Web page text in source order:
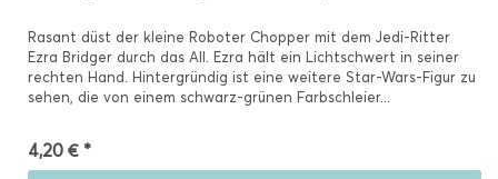
Rasant düst der kleine Roboter Chopper mit dem Jedi-Ritter
Ezra Bridger durch das All. Ezra hält ein Lichtschwert in seiner
rechten Hand. Hintergründig ist eine weitere Star-Wars-Figur zu
sehen, die von einem schwarz-grünen Farbschleier...
4,20 € *